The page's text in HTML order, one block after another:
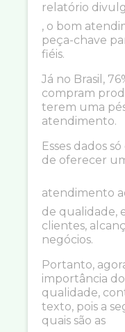
relatório
, o bom
peça-chave
fiéis.
Já no Brasil,
compram
terem uma
atendimento.
Esses dados
de oferecer
atendimento
de qualidade,
clientes,
negócios.
Portanto,
importância
qualidade,
texto, pois a
quais são as